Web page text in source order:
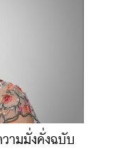
วามมั่งคั่งฉบับ